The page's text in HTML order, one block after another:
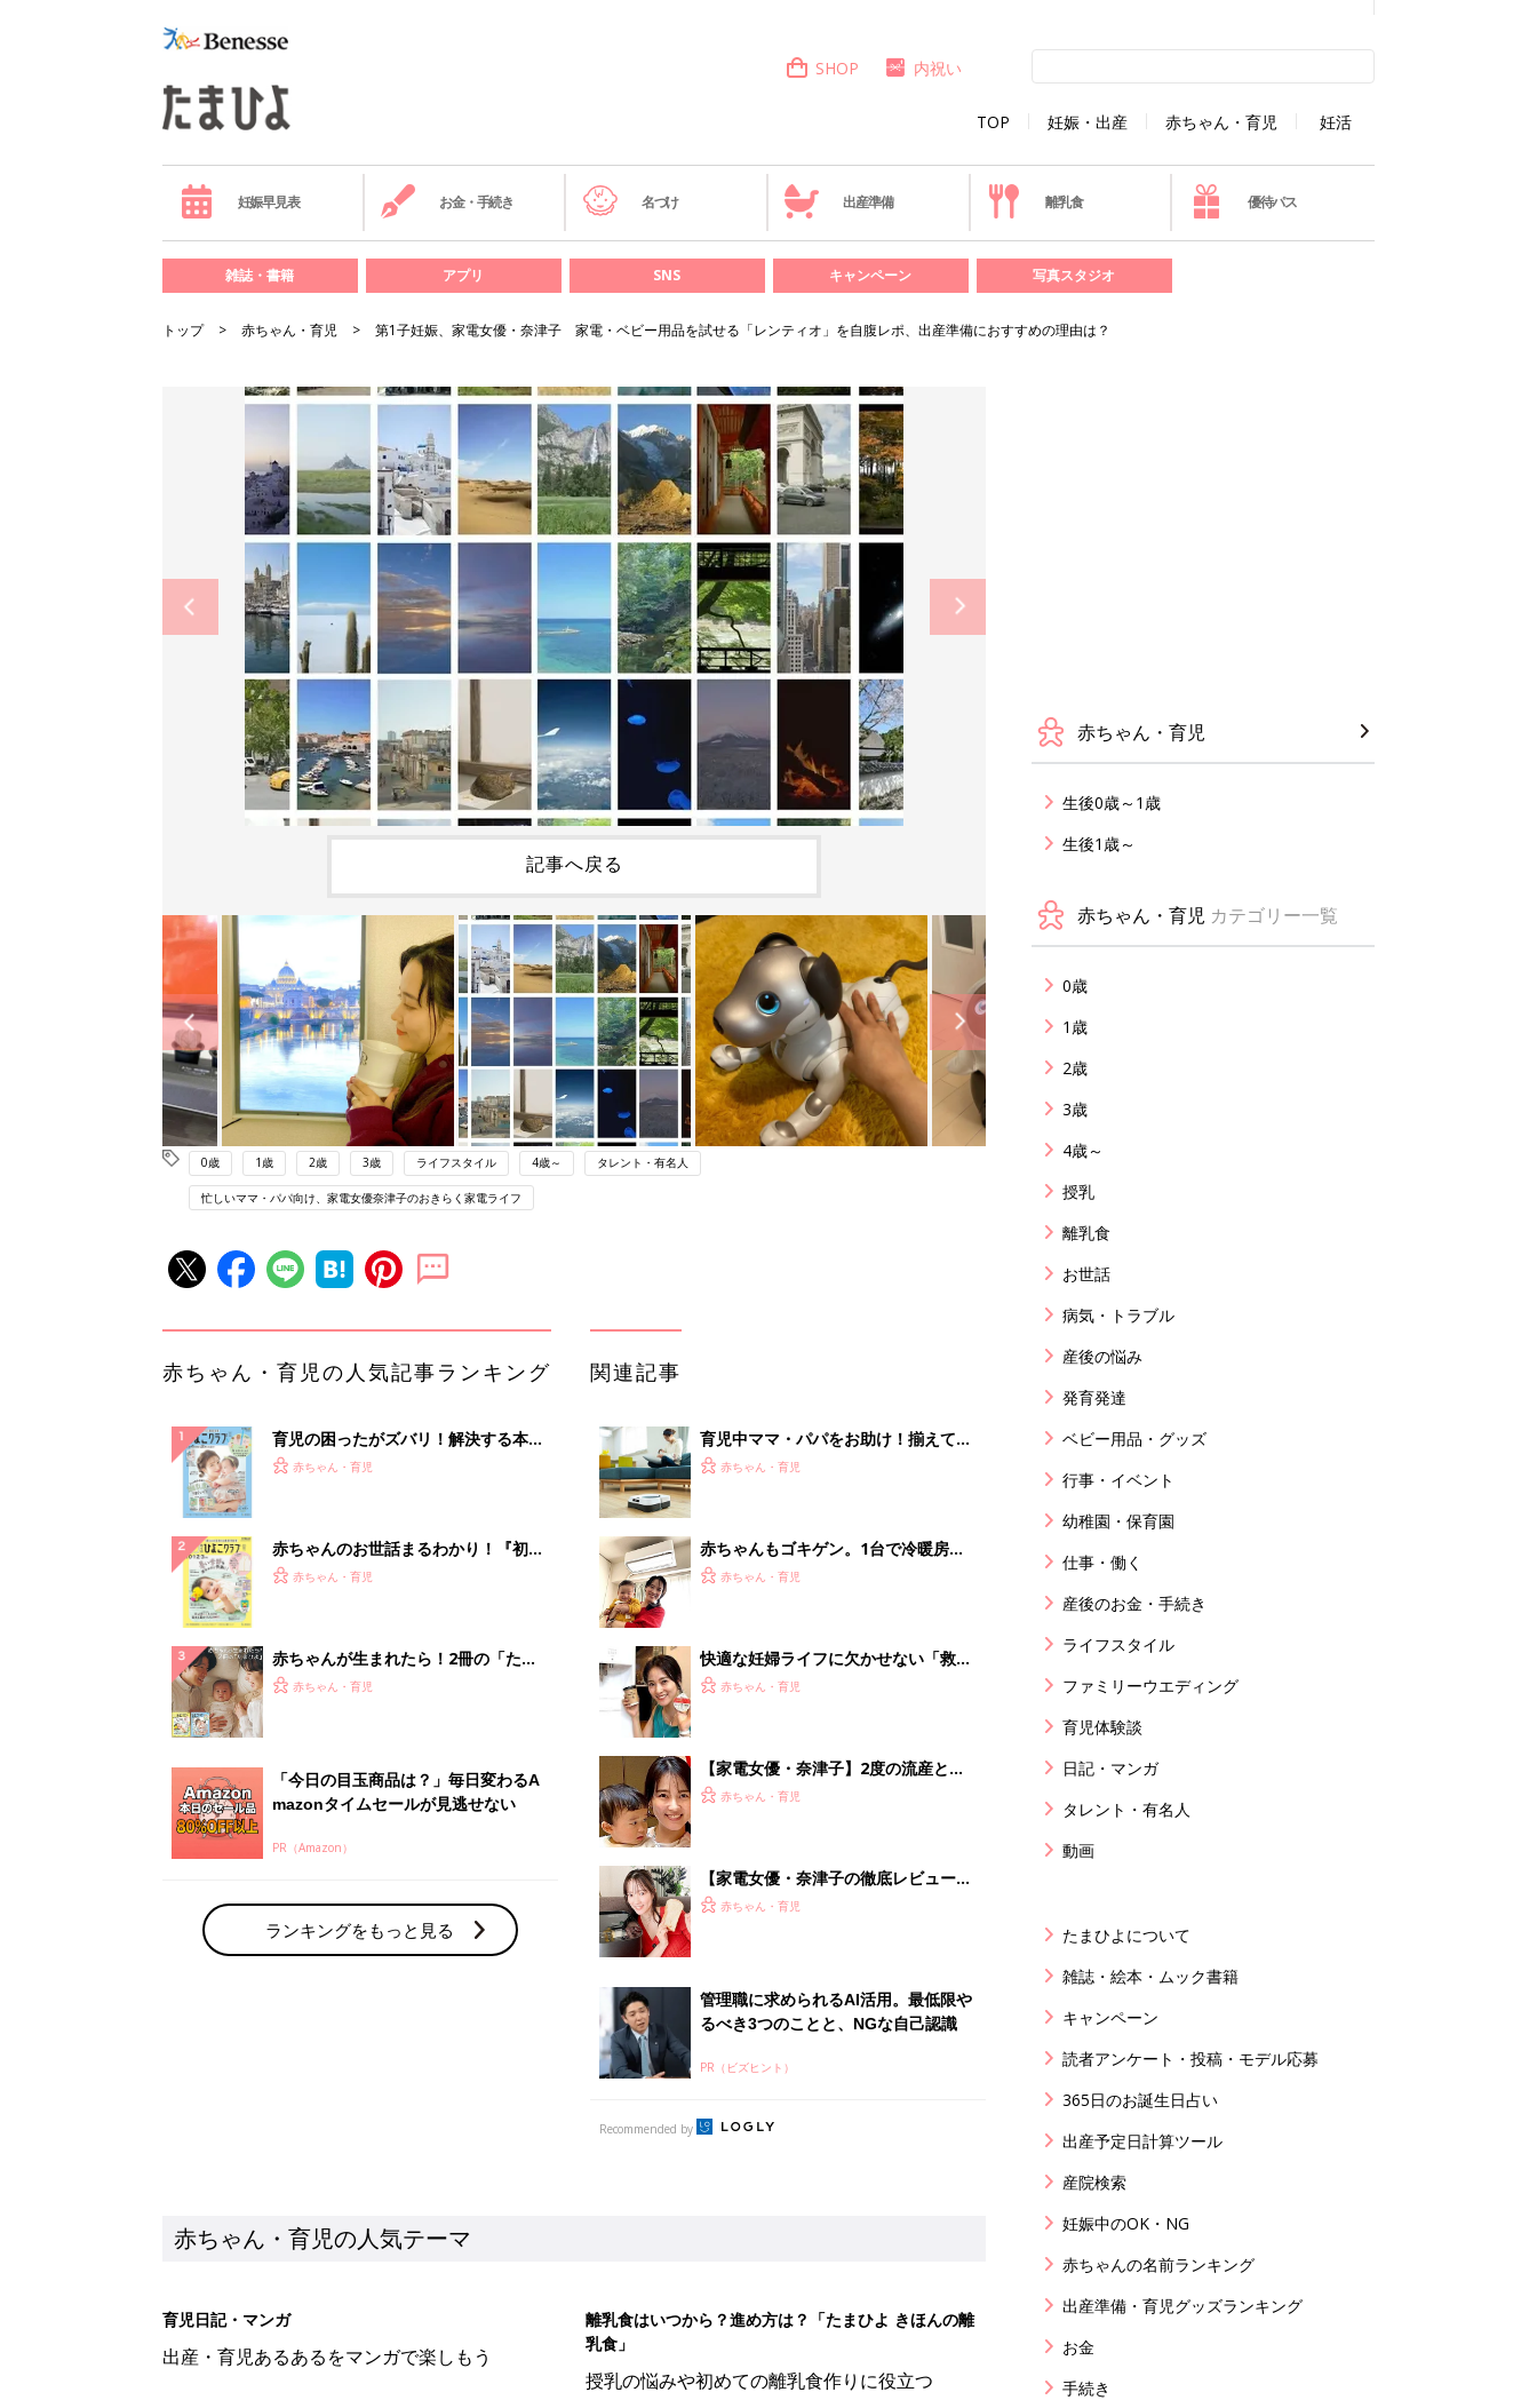
TOP 妊娠・出産 赤ちゃん・育児 妊活
SHOP 内祝い
妊娠早見表 お金・手続き 名づけ 出産準備 離乳食 優待パス
雑誌・書籍 アプリ SNS キャンペーン 写真スタジオ
トップ 赤ちゃん・育児 第1子妊娠、家電女優・奈津子 家電・ベビー用品を試せる「レンティオ」を自腹レポ、出産準備におすすめの理由は？
記事へ戻る
0歳 1歳 2歳 3歳 ライフスタイル 4歳～ タレント・有名人
忙しいママ・パパ向け、家電女優奈津子のおきらく家電ライフ
赤ちゃん・育児の人気記事ランキング
育児の困ったがズバリ！解決する本
『ひよこクラブ 夏号』 4カ月～2才
赤ちゃん・育児
赤ちゃんのお世話まるわかり！『初め
てのひよこクラブ 夏号』〈巻頭大特
解決テク
赤ちゃん・育児
赤ちゃんが生まれたら！2冊の「たま
ひよ」
赤ちゃん・育児
「今日の目玉商品は？」毎日変わるA
mazonタイムセールが見逃せない
PR（Amazon）
ランキングをもっと見る
関連記事
育児中ママ・パパをお助け！揃えてお
きたい家電5選
赤ちゃん・育児
赤ちゃんもゴキゲン。1台で冷暖房＋
「換気」が叶うエアコンの使い心地
赤ちゃん・育児
快適な妊婦ライフに欠かせない「救世
主家電ベスト3」を家電女優・奈津子
赤ちゃん・育児
【家電女優・奈津子】2度の流産と不
育症を経ての出産を振り返り。2歳児
赤ちゃん・育児
【家電女優・奈津子の徹底レビュー】
絶品！低糖質パン&生食パンを実現。
赤ちゃん・育児
管理職に求められるAI活用。最低限や
るべき3つのことと、NGな自己認識
PR（ビズヒント）
Recommended by
赤ちゃん・育児の人気テーマ
育児日記・マンガ
出産・育児あるあるをマンガで楽しもう
離乳食はいつから？進め方は？「たまひよ きほんの離
乳食」
授乳の悩みや初めての離乳食作りに役立つ
赤ちゃん・育児
生後0歳～1歳
生後1歳～
赤ちゃん・育児 カテゴリー一覧
0歳
1歳
2歳
3歳
4歳～
授乳
離乳食
お世話
病気・トラブル
産後の悩み
発育発達
ベビー用品・グッズ
行事・イベント
幼稚園・保育園
仕事・働く
産後のお金・手続き
ライフスタイル
ファミリーウエディング
育児体験談
日記・マンガ
タレント・有名人
動画
たまひよについて
雑誌・絵本・ムック書籍
キャンペーン
読者アンケート・投稿・モデル応募
365日のお誕生日占い
出産予定日計算ツール
産院検索
妊娠中のOK・NG
赤ちゃんの名前ランキング
出産準備・育児グッズランキング
お金
手続き